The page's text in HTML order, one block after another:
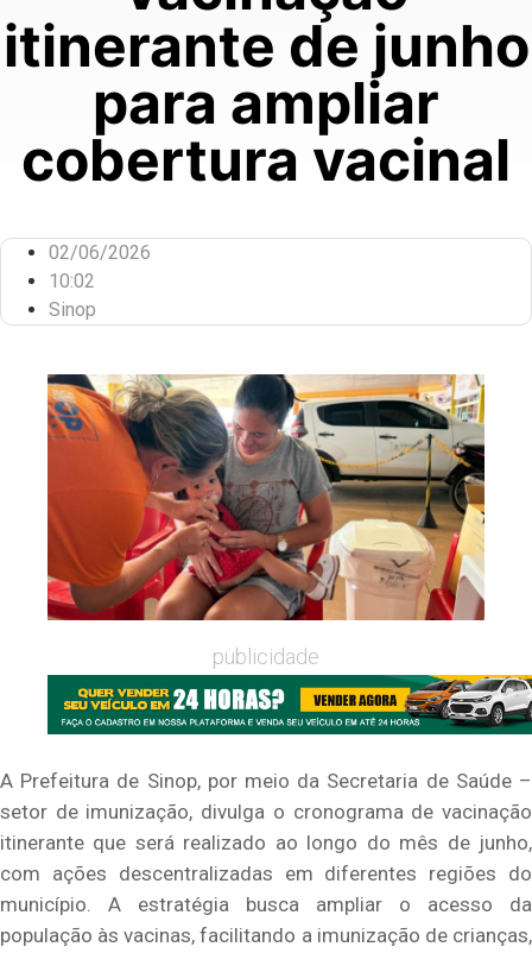
itinerante de junho
para ampliar
cobertura vacinal
02/06/2026
10:02
Sinop
publicidade
A Prefeitura de Sinop, por meio da Secretaria de Saúde –
setor de imunização, divulga o cronograma de vacinação
itinerante que será realizado ao longo do mês de junho,
com ações descentralizadas em diferentes regiões do
município. A estratégia busca ampliar o acesso da
população às vacinas, facilitando a imunização de crianças,